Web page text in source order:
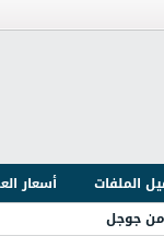
الملفات أسعار
من جوجل